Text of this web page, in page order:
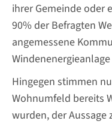
ihrer Gemeinde oder
90% der Befragten
angemessene
Hingegen stimmen
Wohnumfeld bereits
wurden, der Aussage